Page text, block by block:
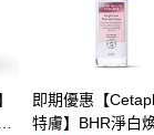
即期優惠【
特膚】BHR淨白